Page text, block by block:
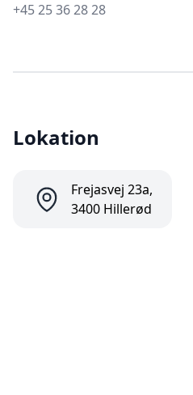
+45 25 36 28 28
Lokation
Frejasvej 23a,
3400 Hillerød